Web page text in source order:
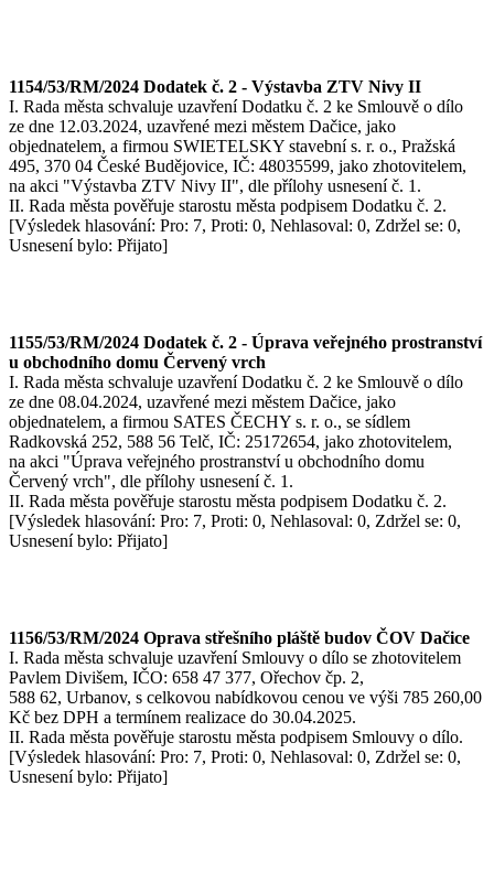
1154/53/RM/2024 Dodatek č. 2 - Výstavba ZTV Nivy II
I. Rada města schvaluje uzavření Dodatku č. 2 ke Smlouvě o dílo
ze dne 12.03.2024, uzavřené mezi městem Dačice, jako
objednatelem, a firmou SWIETELSKY stavební s. r. o., Pražská
495, 370 04 České Budějovice, IČ: 48035599, jako zhotovitelem,
na akci "Výstavba ZTV Nivy II", dle přílohy usnesení č. 1.
II. Rada města pověřuje starostu města podpisem Dodatku č. 2.
[Výsledek hlasování: Pro: 7, Proti: 0, Nehlasoval: 0, Zdržel se: 0,
Usnesení bylo: Přijato]
1155/53/RM/2024 Dodatek č. 2 - Úprava veřejného prostranství
u obchodního domu Červený vrch
I. Rada města schvaluje uzavření Dodatku č. 2 ke Smlouvě o dílo
ze dne 08.04.2024, uzavřené mezi městem Dačice, jako
objednatelem, a firmou SATES ČECHY s. r. o., se sídlem
Radkovská 252, 588 56 Telč, IČ: 25172654, jako zhotovitelem,
na akci "Úprava veřejného prostranství u obchodního domu
Červený vrch", dle přílohy usnesení č. 1.
II. Rada města pověřuje starostu města podpisem Dodatku č. 2.
[Výsledek hlasování: Pro: 7, Proti: 0, Nehlasoval: 0, Zdržel se: 0,
Usnesení bylo: Přijato]
1156/53/RM/2024 Oprava střešního pláště budov ČOV Dačice
I. Rada města schvaluje uzavření Smlouvy o dílo se zhotovitelem
Pavlem Divišem, IČO: 658 47 377, Ořechov čp. 2,
588 62, Urbanov, s celkovou nabídkovou cenou ve výši 785 260,00
Kč bez DPH a termínem realizace do 30.04.2025.
II. Rada města pověřuje starostu města podpisem Smlouvy o dílo.
[Výsledek hlasování: Pro: 7, Proti: 0, Nehlasoval: 0, Zdržel se: 0,
Usnesení bylo: Přijato]